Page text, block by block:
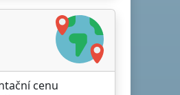
cenu